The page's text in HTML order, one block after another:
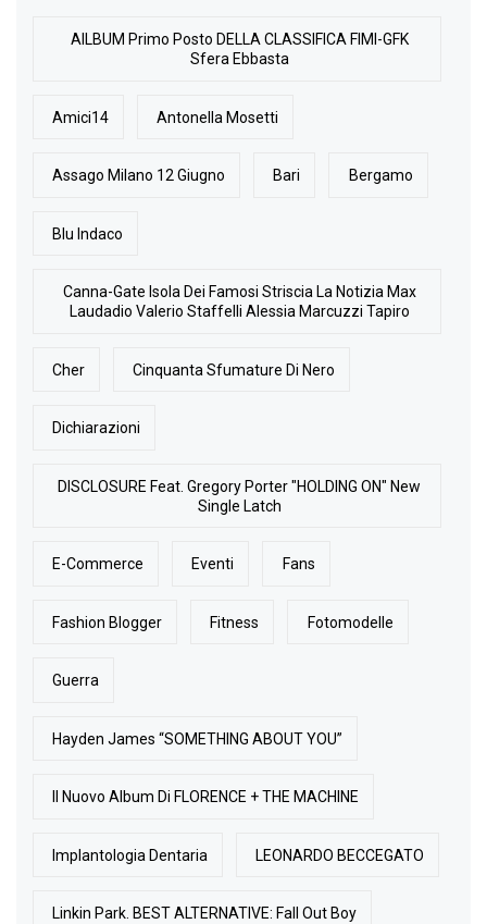
AlLBUM Primo Posto DELLA CLASSIFICA FIMI-GFK
Sfera Ebbasta
Amici14 Antonella Mosetti
Assago Milano 12 Giugno Bari Bergamo
Blu Indaco
Canna-Gate Isola Dei Famosi Striscia La Notizia Max
Laudadio Valerio Staffelli Alessia Marcuzzi Tapiro
Cher Cinquanta Sfumature Di Nero
Dichiarazioni
DISCLOSURE Feat. Gregory Porter "HOLDING ON" New
Single Latch
E-Commerce Eventi Fans
Fashion Blogger Fitness Fotomodelle
Guerra
Hayden James “SOMETHING ABOUT YOU”
Il Nuovo Album Di FLORENCE + THE MACHINE
Implantologia Dentaria LEONARDO BECCEGATO
Linkin Park. BEST ALTERNATIVE: Fall Out Boy